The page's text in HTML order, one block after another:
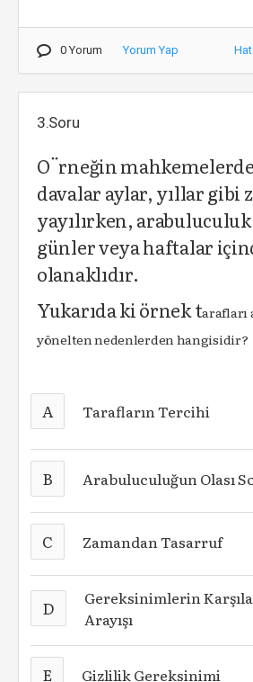
0 Yorum Yorum Yap
3.Soru
O¨rneğin
davalar aylar, yıllar gibi
yayılırken,
günler veya haftalar
olanaklıdır.
Yukarıda ki örnek tarafları
yönelten nedenlerden hangisidir?
A Tarafların Tercihi
B Arabuluculuğun Olası
C Zamandan Tasarruf
D
Gereksinimlerin
Arayışı
E Gizlilik Gereksinimi